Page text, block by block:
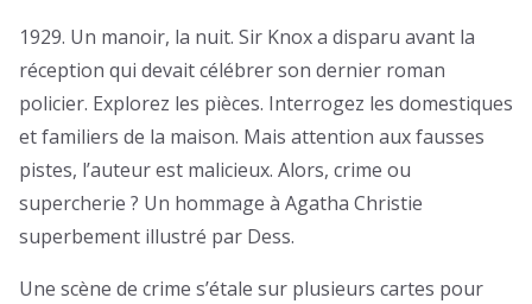
1929. Un manoir, la nuit. Sir Knox a disparu avant la
réception qui devait célébrer son dernier roman
policier. Explorez les pièces. Interrogez les domestiques
et familiers de la maison. Mais attention aux fausses
pistes, l’auteur est malicieux. Alors, crime ou
supercherie ? Un hommage à Agatha Christie
superbement illustré par Dess.
Une scène de crime s’étale sur plusieurs cartes pour